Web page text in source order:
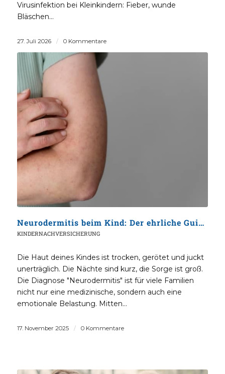
Virusinfektion bei Kleinkindern: Fieber, wunde
Bläschen…
27. Juli 2026 / 0 Kommentare
Neurodermitis beim Kind: Der ehrliche Guide zu PKV, Gesundheitsprüfung & Versicherungsschutz
KINDERNACHVERSICHERUNG
Die Haut deines Kindes ist trocken, gerötet und juckt
unerträglich. Die Nächte sind kurz, die Sorge ist groß.
Die Diagnose "Neurodermitis" ist für viele Familien
nicht nur eine medizinische, sondern auch eine
emotionale Belastung. Mitten…
17. November 2025 / 0 Kommentare